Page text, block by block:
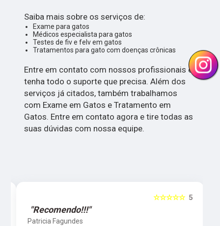
Saiba mais sobre os serviços de:
Exame para gatos
Médicos especialista para gatos
Testes de fiv e felv em gatos
Tratamentos para gato com doenças crônicas
Entre em contato com nossos profissionais e
tenha todo o suporte que precisa. Além dos
serviços já citados, também trabalhamos
com Exame em Gatos e Tratamento em
Gatos. Entre em contato agora e tire todas as
suas dúvidas com nossa equipe.
5
☆☆☆☆☆
"Recomendo!!!"
Patricia Fagundes